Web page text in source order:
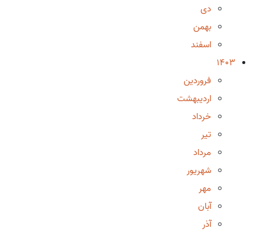
دی
بهمن
اسفند
1403
فروردین
اردیبهشت
خرداد
تیر
مرداد
شهریور
مهر
آبان
آذر